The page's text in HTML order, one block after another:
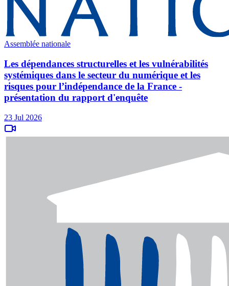
Assemblée nationale
Les dépendances structurelles et les vulnérabilités
systémiques dans le secteur du numérique et les
risques pour l’indépendance de la France -
présentation du rapport d'enquête
23 Jul 2026